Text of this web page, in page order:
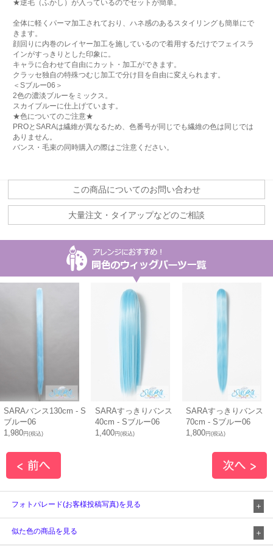
★逆毛（ふかし）が入っているのでセットが簡単。
全体に軽くパーマ加工されており、ハネ感のあるスタイリングも簡単にで
きます。
顔回りに内巻のレイヤー加工を施しているので着用するだけでフェイスラ
インがすっきりとした印象に。
キャラに合わせて自由にカット・加工ができます。
クラッセ独自の特殊つむじ加工で分け目を自由に変えられます。
＜Sブルー06＞
2色の濃淡ブルーをミックス。
スカイブルーに仕上げています。
★色についてのご注意★
PROとSARAは繊維が異なるため、色番号が同じでも繊維の色は同じでは
ありません。
バンス・毛束の同時購入の際はご注意ください。
この商品についてのお問い合わせ
大量注文・タイアップなどのご相談
SARAバンス130cm - S
ブルー06
1,980円(税込)
SARAすっきりバンス
40cm - Sブルー06
1,400円(税込)
SARAすっきりバンス
70cm - Sブルー06
1,800円(税込)
フォトパレード(お客様投稿写真)を見る
似た色の商品を見る